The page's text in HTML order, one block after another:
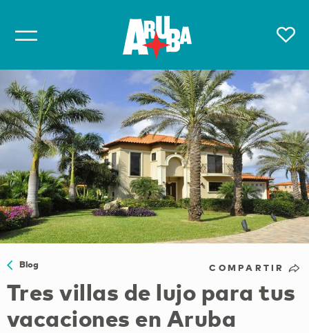
Blog COMPARTIR
Tres villas de lujo para tus
vacaciones en Aruba